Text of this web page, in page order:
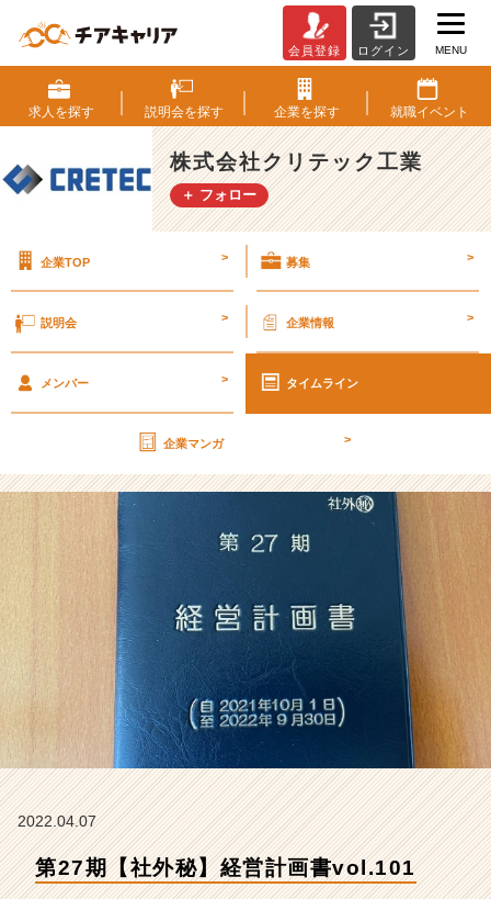
2
7
期
【社
外
秘】
画
o
1
【株
式
社
テ
ッ
ク
工
業
の
タ
イ
ン】
|
会員登録 ログイン MENU
求人を探す 説明会を探す 企業を探す 就職イベント
株式会社クリテック工業
＋ フォロー
企業TOP > 募集 >
説明会 > 企業情報 >
メンバー > タイムライン
企業マンガ >
2022.04.07
第27期【社外秘】経営計画書vol.101